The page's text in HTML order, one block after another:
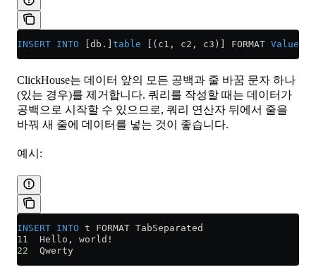
INSERT INTO [db.] table [(c1, c2, c3)] FORMAT Values
ClickHouse는 데이터 앞의 모든 공백과 줄 바꿈 문자 하나
(있는 경우)를 제거합니다. 쿼리를 작성할 때는 데이터가
공백으로 시작할 수 있으므로, 쿼리 연산자 뒤에서 줄을
바꿔 새 줄에 데이터를 넣는 것이 좋습니다.
예시:
INSERT INTO t FORMAT TabSeparated
11
  Hello, world!
22
  Qwerty